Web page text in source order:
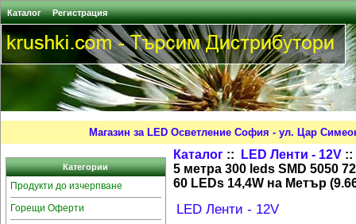
Каталог Регистрация
Магазин за LED Осветление София - ул. Цар
Категории
Продукти до изчерпване
Горещи Оферти
Каталог :: LED Ленти - 12V ::
5 метра 300 leds SMD 5050
60 LEDs 14,4W на Метър
LED Ленти - 12V